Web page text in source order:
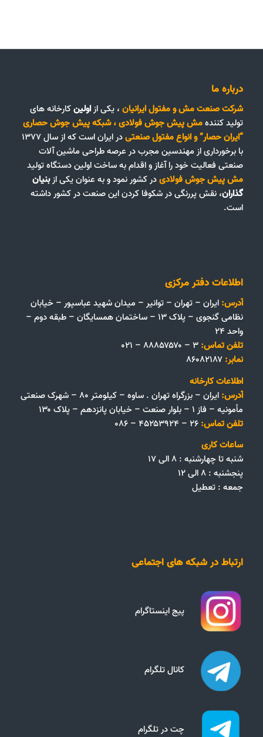
درباره ما
شرکت صنعت مش و مفتول ایرانیان، یکی ازاولینکارخانه های
تولید کنندهمش پیش جوش فولادی،شبکه پیش جوش حصاری
“ایران حصار”وانواع مفتول صنعتی
در ایران است که از سال ۱۳۷۷
با برخورداری از مهندسین مجرب در عرصه طراحی ماشین آلات
صنعتی فعالیت خود را آغاز و اقدام به ساخت اولین دستگاه تولید
مش پیش جوش فولادیدر کشور نمود و به عنوان یکی ازبنیان
گذاران، نقش پررنگی در شکوفا کردن این صنعت در کشور داشته
است.
اطلاعات دفتر مرکزی
آدرس: ایران – تهران – توانیر – میدان شهید عباسپور – خیابان
نظامی گنجوی – پلاک ۱۳ – ساختمان همسایگان – طبقه دوم –
واحد ۲۴
تلفن تماس:
نمابر:
اطلاعات کارخانه
آدرس:
ایران – بزرگراه تهران . ساوه – کیلومتر ۸۰ – شهرک صنعتی
مأمونیه – فاز ۱ – بلوار صنعت – خیابان پانزدهم – پلاک ۱۳۰
تلفن تماس:
ساعات کاری
شنبه تا چهارشنبه : ۸ الی ۱۷
پنجشنبه : ۸ الی ۱۲
جمعه‌ :‌ تعطیل
ارتباط در شبکه های اجتماعی
پیج اینستاگرام
کانال تلگرام
چت در تلگرام